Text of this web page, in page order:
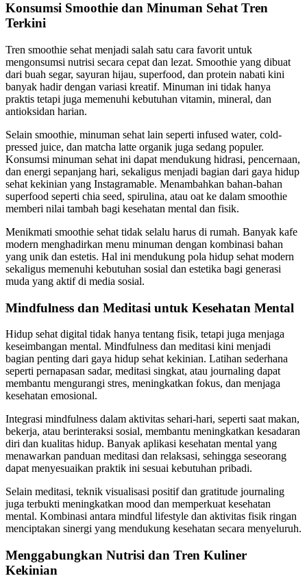
Konsumsi Smoothie dan Minuman Sehat Tren
Terkini
Tren smoothie sehat menjadi salah satu cara favorit untuk
mengonsumsi nutrisi secara cepat dan lezat. Smoothie yang dibuat
dari buah segar, sayuran hijau, superfood, dan protein nabati kini
banyak hadir dengan variasi kreatif. Minuman ini tidak hanya
praktis tetapi juga memenuhi kebutuhan vitamin, mineral, dan
antioksidan harian.
Selain smoothie, minuman sehat lain seperti infused water, cold-
pressed juice, dan matcha latte organik juga sedang populer.
Konsumsi minuman sehat ini dapat mendukung hidrasi, pencernaan,
dan energi sepanjang hari, sekaligus menjadi bagian dari gaya hidup
sehat kekinian yang Instagramable. Menambahkan bahan-bahan
superfood seperti chia seed, spirulina, atau oat ke dalam smoothie
memberi nilai tambah bagi kesehatan mental dan fisik.
Menikmati smoothie sehat tidak selalu harus di rumah. Banyak kafe
modern menghadirkan menu minuman dengan kombinasi bahan
yang unik dan estetis. Hal ini mendukung pola hidup sehat modern
sekaligus memenuhi kebutuhan sosial dan estetika bagi generasi
muda yang aktif di media sosial.
Mindfulness dan Meditasi untuk Kesehatan Mental
Hidup sehat digital tidak hanya tentang fisik, tetapi juga menjaga
keseimbangan mental. Mindfulness dan meditasi kini menjadi
bagian penting dari gaya hidup sehat kekinian. Latihan sederhana
seperti pernapasan sadar, meditasi singkat, atau journaling dapat
membantu mengurangi stres, meningkatkan fokus, dan menjaga
kesehatan emosional.
Integrasi mindfulness dalam aktivitas sehari-hari, seperti saat makan,
bekerja, atau berinteraksi sosial, membantu meningkatkan kesadaran
diri dan kualitas hidup. Banyak aplikasi kesehatan mental yang
menawarkan panduan meditasi dan relaksasi, sehingga seseorang
dapat menyesuaikan praktik ini sesuai kebutuhan pribadi.
Selain meditasi, teknik visualisasi positif dan gratitude journaling
juga terbukti meningkatkan mood dan memperkuat kesehatan
mental. Kombinasi antara mindful lifestyle dan aktivitas fisik ringan
menciptakan sinergi yang mendukung kesehatan secara menyeluruh.
Menggabungkan Nutrisi dan Tren Kuliner
Kekinian